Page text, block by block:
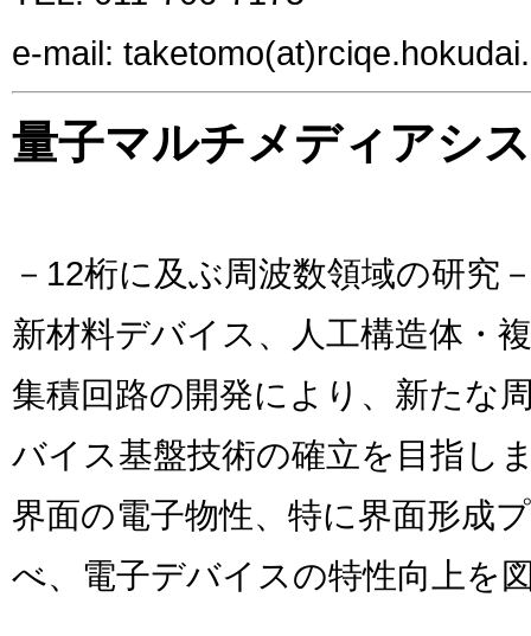
e-mail:
量子マルチメディアシ
－12桁に及ぶ周波数領域の研究
新材料デバイス、人工構造体・
集積回路の開発により、新たな
バイス基盤技術の確立を目指し
界面の電子物性、特に界面形成
べ、電子デバイスの特性向上を